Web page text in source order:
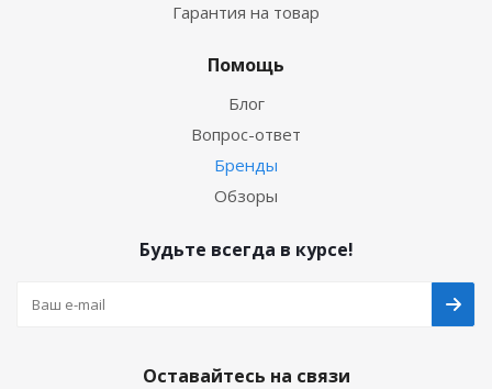
Гарантия на товар
Помощь
Блог
Вопрос-ответ
Бренды
Обзоры
Будьте всегда в курсе!
Оставайтесь на связи